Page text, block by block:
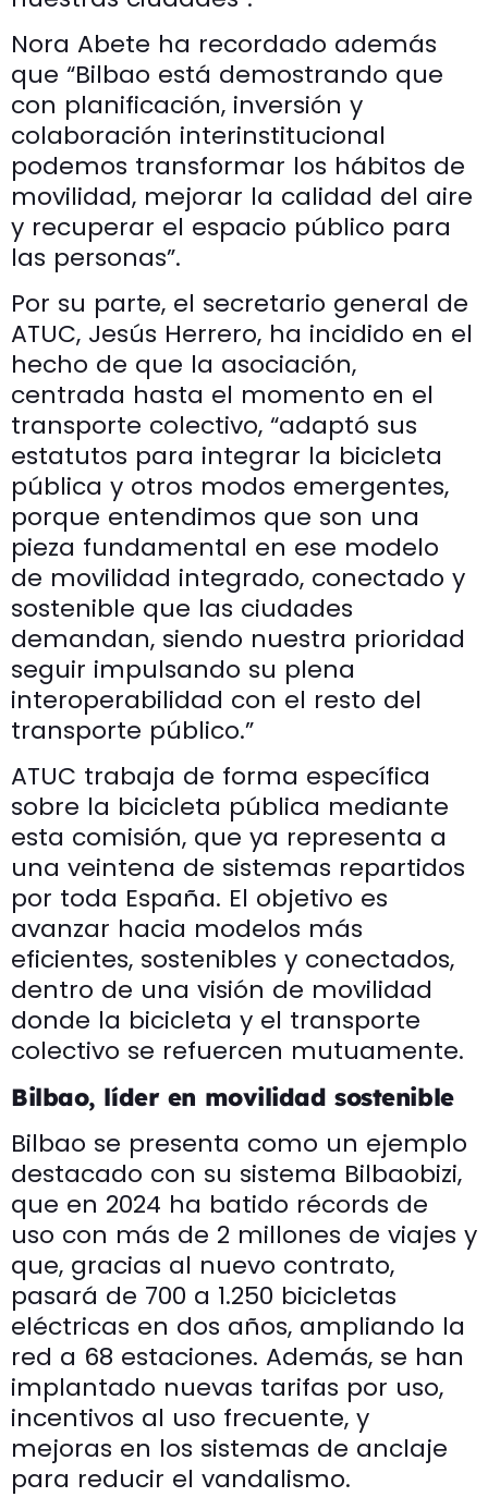
Nora Abete ha recordado además
que “Bilbao está demostrando que
con planificación, inversión y
colaboración interinstitucional
podemos transformar los hábitos de
movilidad, mejorar la calidad del aire
y recuperar el espacio público para
las personas”.
Por su parte, el secretario general de
ATUC, Jesús Herrero, ha incidido en el
hecho de que la asociación,
centrada hasta el momento en el
transporte colectivo, “adaptó sus
estatutos para integrar la bicicleta
pública y otros modos emergentes,
porque entendimos que son una
pieza fundamental en ese modelo
de movilidad integrado, conectado y
sostenible que las ciudades
demandan, siendo nuestra prioridad
seguir impulsando su plena
interoperabilidad con el resto del
transporte público.”
ATUC trabaja de forma específica
sobre la bicicleta pública mediante
esta comisión, que ya representa a
una veintena de sistemas repartidos
por toda España. El objetivo es
avanzar hacia modelos más
eficientes, sostenibles y conectados,
dentro de una visión de movilidad
donde la bicicleta y el transporte
colectivo se refuercen mutuamente.
Bilbao, líder en movilidad sostenible
Bilbao se presenta como un ejemplo
destacado con su sistema Bilbaobizi,
que en 2024 ha batido récords de
uso con más de 2 millones de viajes y
que, gracias al nuevo contrato,
pasará de 700 a 1.250 bicicletas
eléctricas en dos años, ampliando la
red a 68 estaciones. Además, se han
implantado nuevas tarifas por uso,
incentivos al uso frecuente, y
mejoras en los sistemas de anclaje
para reducir el vandalismo.